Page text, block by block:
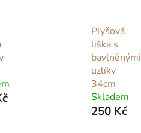
Plyšová
liška s
bavlněnými
uzlíky
34cm
Skladem
250 Kč